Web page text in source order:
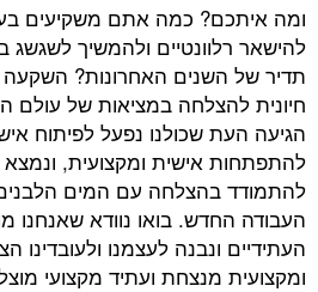
ומה איתכם? כמה אתם משקיעים
להישאר רלוונטיים ולהמשיך
תדיר של השנים האחרונות? השקעה
חיונית להצלחה במציאות של עולם
הגיעה העת שכולנו נפעל לפיתוח
להתפתחות אישית ומקצועית,
להתמודד בהצלחה עם המים
העבודה החדש. בואו נוודא שאנחנו
העתידיים ונבנה לעצמנו ולעובדינו
ומקצועית מנצחת ועתיד מקצועי